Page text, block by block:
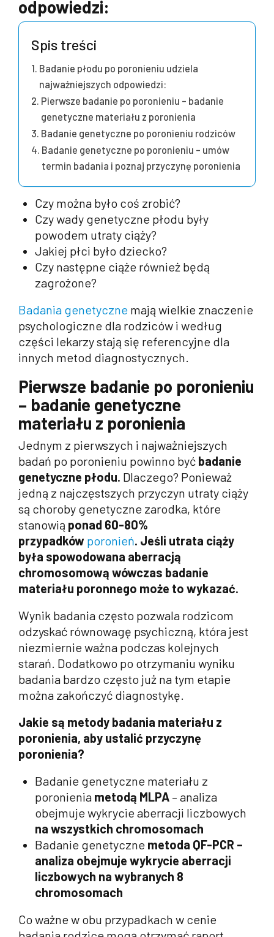
odpowiedzi:
Spis treści
Badanie płodu po poronieniu udziela
najważniejszych odpowiedzi:
Pierwsze badanie po poronieniu – badanie
genetyczne materiału z poronienia
Badanie genetyczne po poronieniu rodziców
Badanie genetyczne po poronieniu – umów
termin badania i poznaj przyczynę poronienia
Czy można było coś zrobić?
Czy wady genetyczne płodu były
powodem utraty ciąży?
Jakiej płci było dziecko?
Czy następne ciąże również będą
zagrożone?
Badania genetyczne mają wielkie znaczenie
psychologiczne dla rodziców i według
części lekarzy stają się referencyjne dla
innych metod diagnostycznych.
Pierwsze badanie po poronieniu
– badanie genetyczne
materiału z poronienia
Jednym z pierwszych i najważniejszych
badań po poronieniu powinno być badanie
genetyczne płodu. Dlaczego? Ponieważ
jedną z najczęstszych przyczyn utraty ciąży
są choroby genetyczne zarodka, które
stanowią ponad 60-80%
przypadków poronień. Jeśli utrata ciąży
była spowodowana aberracją
chromosomową wówczas badanie
materiału poronnego może to wykazać.
Wynik badania często pozwala rodzicom
odzyskać równowagę psychiczną, która jest
niezmiernie ważna podczas kolejnych
starań. Dodatkowo po otrzymaniu wyniku
badania bardzo często już na tym etapie
można zakończyć diagnostykę.
Jakie są metody badania materiału z
poronienia, aby ustalić przyczynę
poronienia?
Badanie genetyczne materiału z
poronienia metodą MLPA – analiza
obejmuje wykrycie aberracji liczbowych
na wszystkich chromosomach
Badanie genetyczne metoda QF-PCR –
analiza obejmuje wykrycie aberracji
liczbowych na wybranych 8
chromosomach
Co ważne w obu przypadkach w cenie